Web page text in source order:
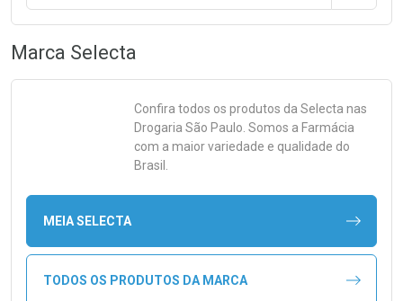
Marca Selecta
Confira todos os produtos da Selecta nas
Drogaria São Paulo. Somos a Farmácia
com a maior variedade e qualidade do
Brasil.
MEIA SELECTA
TODOS OS PRODUTOS DA MARCA